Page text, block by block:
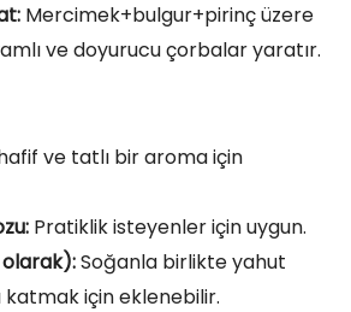
Mercimek+bulgur+pirinç üzere
ve doyurucu çorbalar yaratır.
ve tatlı bir aroma için
Pratiklik isteyenler için uygun.
olarak):Soğanla birlikte yahut
için eklenebilir.